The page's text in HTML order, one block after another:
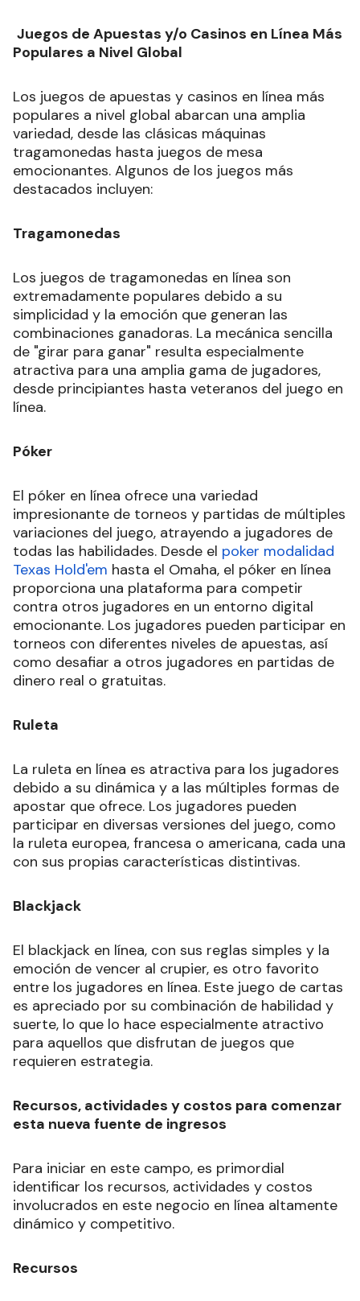
Juegos de Apuestas y/o Casinos en Línea Más
Populares a Nivel Global
Los juegos de apuestas y casinos en línea más
populares a nivel global abarcan una amplia
variedad, desde las clásicas máquinas
tragamonedas hasta juegos de mesa
emocionantes. Algunos de los juegos más
destacados incluyen:
Tragamonedas
Los juegos de tragamonedas en línea son
extremadamente populares debido a su
simplicidad y la emoción que generan las
combinaciones ganadoras. La mecánica sencilla
de "girar para ganar" resulta especialmente
atractiva para una amplia gama de jugadores,
desde principiantes hasta veteranos del juego en
línea.
Póker
El póker en línea ofrece una variedad
impresionante de torneos y partidas de múltiples
variaciones del juego, atrayendo a jugadores de
todas las habilidades. Desde el poker modalidad
Texas Hold'em hasta el Omaha, el póker en línea
proporciona una plataforma para competir
contra otros jugadores en un entorno digital
emocionante. Los jugadores pueden participar en
torneos con diferentes niveles de apuestas, así
como desafiar a otros jugadores en partidas de
dinero real o gratuitas.
Ruleta
La ruleta en línea es atractiva para los jugadores
debido a su dinámica y a las múltiples formas de
apostar que ofrece. Los jugadores pueden
participar en diversas versiones del juego, como
la ruleta europea, francesa o americana, cada una
con sus propias características distintivas.
Blackjack
El blackjack en línea, con sus reglas simples y la
emoción de vencer al crupier, es otro favorito
entre los jugadores en línea. Este juego de cartas
es apreciado por su combinación de habilidad y
suerte, lo que lo hace especialmente atractivo
para aquellos que disfrutan de juegos que
requieren estrategia.
Recursos, actividades y costos para comenzar
esta nueva fuente de ingresos
Para iniciar en este campo, es primordial
identificar los recursos, actividades y costos
involucrados en este negocio en línea altamente
dinámico y competitivo.
Recursos